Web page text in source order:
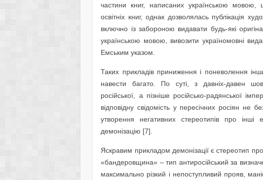
частини книг, написаних українською мовою,
освітніх книг, однак дозволялась публікація
включно із забороною видавати будь-які
українською мовою, вивозити україномовні
Емським указом.
Таких прикладів приниження і поневолення
навести багато. По суті, з давніх-давен
російської, а пізніше російсько-радянської
відповідну свідомість у пересічних росіян не
утворення негативних стереотипів про інші
демонізацію [7].
Яскравим прикладом демонізації є стереотип
«бандеровщина» – тип антиросійський за
максимально різкий і непоступливий прояв,